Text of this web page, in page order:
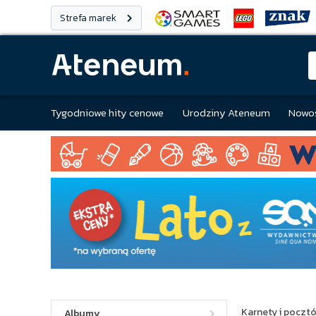
Strefa marek
Tygodniowe hity cenowe Urodziny Ateneum
Karnety i